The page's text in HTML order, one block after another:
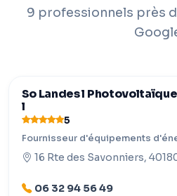
9 professionnels près
So Landes l
l
5
Fournisseur d'équipements
16 Rte des Savonniers,
06 32 94 56 49